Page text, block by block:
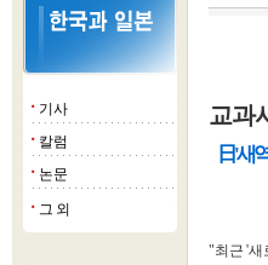
■ 기사
■ 칼럼
■ 논문
■ 그 외
교과
日 '새
"최근 '새